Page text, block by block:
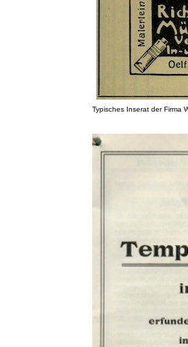
Typisches Inserat der Firma